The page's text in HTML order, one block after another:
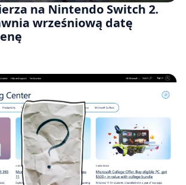
na Nintendo Switch 2.
wrześniową datę